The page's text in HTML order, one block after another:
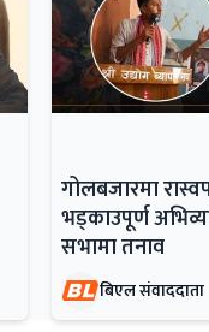
गोलबजारमा
भड्काउपूर्ण
सभामा तनाव
बिएल संवाददाता